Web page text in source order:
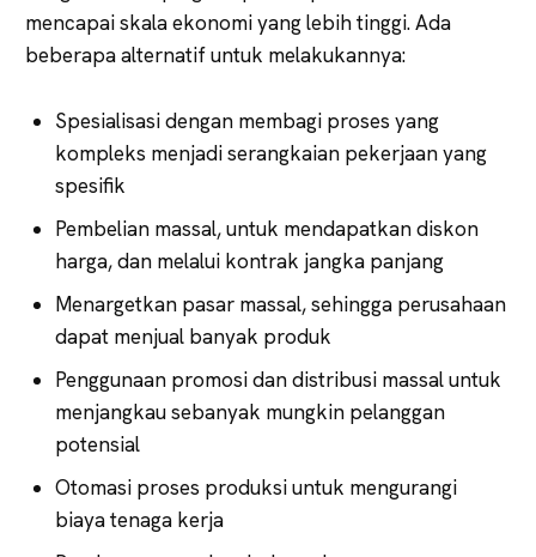
mencapai skala ekonomi yang lebih tinggi. Ada
beberapa alternatif untuk melakukannya:
Spesialisasi dengan membagi proses yang
kompleks menjadi serangkaian pekerjaan yang
spesifik
Pembelian massal, untuk mendapatkan diskon
harga, dan melalui kontrak jangka panjang
Menargetkan pasar massal, sehingga perusahaan
dapat menjual banyak produk
Penggunaan promosi dan distribusi massal untuk
menjangkau sebanyak mungkin pelanggan
potensial
Otomasi proses produksi untuk mengurangi
biaya tenaga kerja